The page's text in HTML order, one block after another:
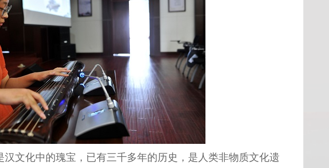
文化中的瑰宝，已有三千多年的历史，是人类非物质文化遗